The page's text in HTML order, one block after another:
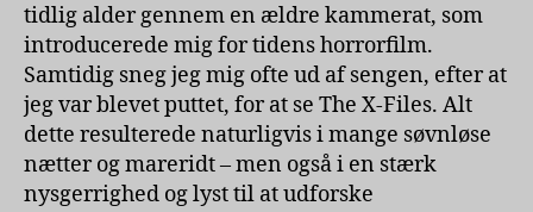
tidlig alder gennem en ældre kammerat, som
introducerede mig for tidens horrorfilm.
Samtidig sneg jeg mig ofte ud af sengen, efter at
jeg var blevet puttet, for at se The X-Files. Alt
dette resulterede naturligvis i mange søvnløse
nætter og mareridt – men også i en stærk
nysgerrighed og lyst til at udforske